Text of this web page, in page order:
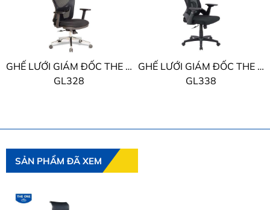
GHẾ LƯỚI GIÁM ĐỐC THE ONE
GL328
GHẾ LƯỚI GIÁM ĐỐC THE ONE
GL338
SẢN PHẨM ĐÃ XEM